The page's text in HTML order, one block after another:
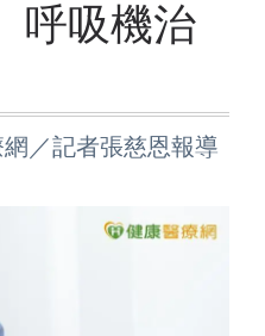
吸機治
／記者張慈恩報導